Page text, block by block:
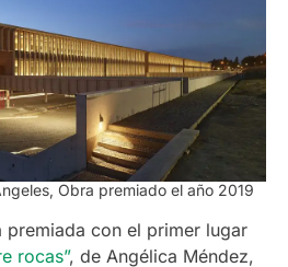
Obra premiado el año 2019
con el primer lugar
rocas”, de Angélica Méndez,